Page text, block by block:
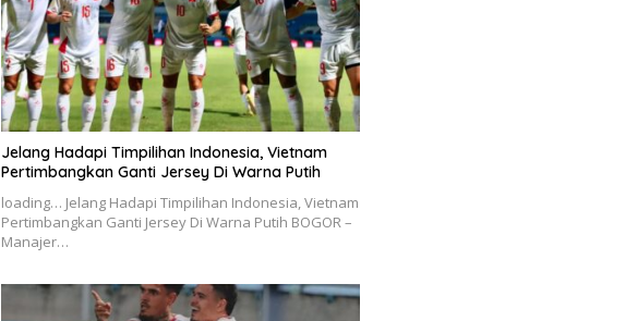
Jelang Hadapi Timpilihan Indonesia, Vietnam
Pertimbangkan Ganti Jersey Di Warna Putih
loading… Jelang Hadapi Timpilihan Indonesia, Vietnam
Pertimbangkan Ganti Jersey Di Warna Putih BOGOR –
Manajer…